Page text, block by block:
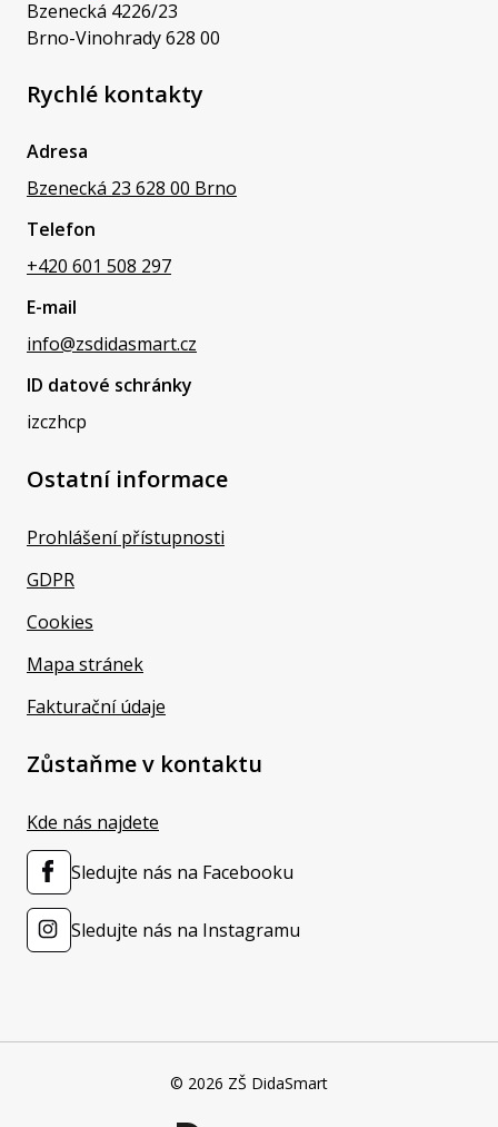
Bzenecká 4226/23
Brno-Vinohrady 628 00
Rychlé kontakty
Adresa
Bzenecká 23 628 00 Brno
Telefon
+420 601 508 297
E-mail
info@zsdidasmart.cz
ID datové schránky
izczhcp
Ostatní informace
Prohlášení přístupnosti
GDPR
Cookies
Mapa stránek
Fakturační údaje
Zůstaňme v kontaktu
Kde nás najdete
Sledujte nás na Facebooku
Sledujte nás na Instagramu
© 2026 ZŠ DidaSmart